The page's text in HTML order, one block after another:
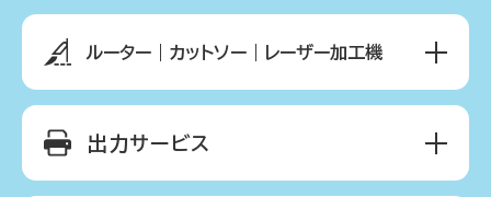
ルーター｜カットソー｜レーザー加工機
出力サービス